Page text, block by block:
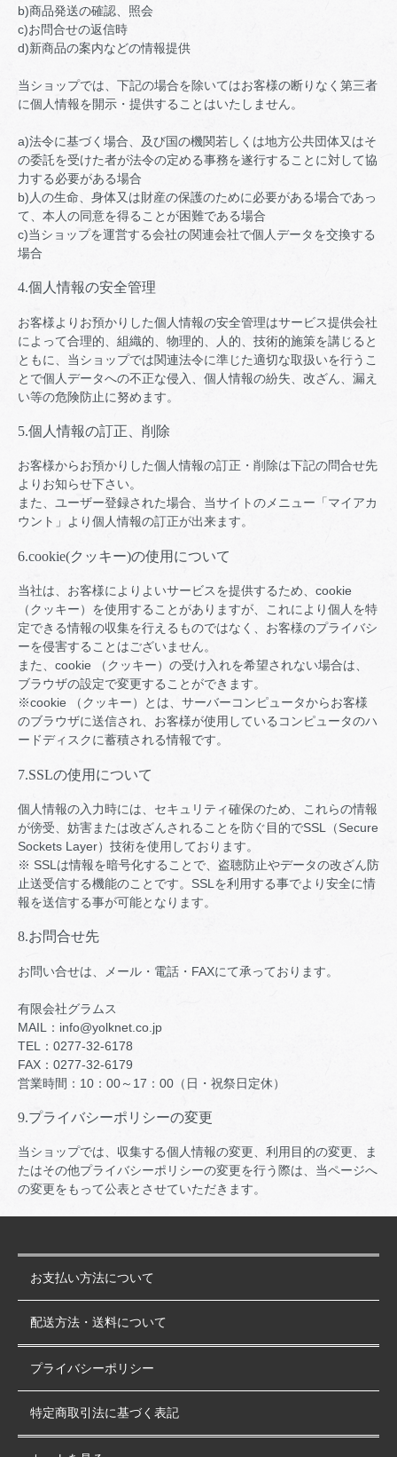
b)商品発送の確認、照会
c)お問合せの返信時
d)新商品の案内などの情報提供
当ショップでは、下記の場合を除いてはお客様の断りなく第三者
に個人情報を開示・提供することはいたしません。
a)法令に基づく場合、及び国の機関若しくは地方公共団体又はそ
の委託を受けた者が法令の定める事務を遂行することに対して協
力する必要がある場合
b)人の生命、身体又は財産の保護のために必要がある場合であっ
て、本人の同意を得ることが困難である場合
c)当ショップを運営する会社の関連会社で個人データを交換する
場合
4.個人情報の安全管理
お客様よりお預かりした個人情報の安全管理はサービス提供会社
によって合理的、組織的、物理的、人的、技術的施策を講じると
ともに、当ショップでは関連法令に準じた適切な取扱いを行うこ
とで個人データへの不正な侵入、個人情報の紛失、改ざん、漏え
い等の危険防止に努めます。
5.個人情報の訂正、削除
お客様からお預かりした個人情報の訂正・削除は下記の問合せ先
よりお知らせ下さい。
また、ユーザー登録された場合、当サイトのメニュー「マイアカ
ウント」より個人情報の訂正が出来ます。
6.cookie(クッキー)の使用について
当社は、お客様によりよいサービスを提供するため、cookie
（クッキー）を使用することがありますが、これにより個人を特
定できる情報の収集を行えるものではなく、お客様のプライバシ
ーを侵害することはございません。
また、cookie （クッキー）の受け入れを希望されない場合は、
ブラウザの設定で変更することができます。
※cookie （クッキー）とは、サーバーコンピュータからお客様
のブラウザに送信され、お客様が使用しているコンピュータのハ
ードディスクに蓄積される情報です。
7.SSLの使用について
個人情報の入力時には、セキュリティ確保のため、これらの情報
が傍受、妨害または改ざんされることを防ぐ目的でSSL（Secure
Sockets Layer）技術を使用しております。
※ SSLは情報を暗号化することで、盗聴防止やデータの改ざん防
止送受信する機能のことです。SSLを利用する事でより安全に情
報を送信する事が可能となります。
8.お問合せ先
お問い合せは、メール・電話・FAXにて承っております。
有限会社グラムス
MAIL：info@yolknet.co.jp
TEL：0277-32-6178
FAX：0277-32-6179
営業時間：10：00～17：00（日・祝祭日定休）
9.プライバシーポリシーの変更
当ショップでは、収集する個人情報の変更、利用目的の変更、ま
たはその他プライバシーポリシーの変更を行う際は、当ページへ
の変更をもって公表とさせていただきます。
お支払い方法について
配送方法・送料について
プライバシーポリシー
特定商取引法に基づく表記